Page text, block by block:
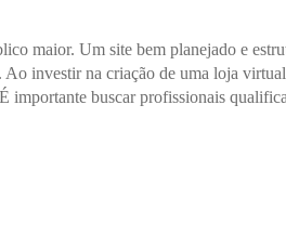
maior. Um site bem planejado e
investir na criação de uma loja
importante buscar profissionais